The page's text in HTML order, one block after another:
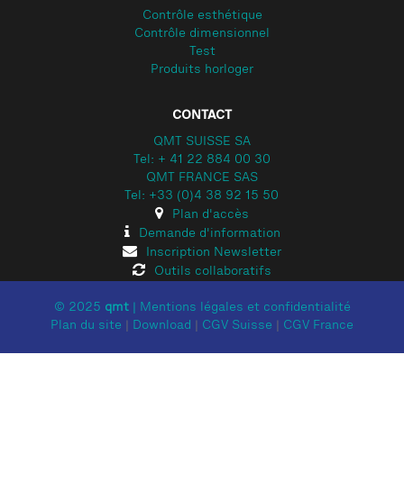
Contrôle esthétique
Contrôle dimensionnel
Test
Produits horloger
CONTACT
QMT SUISSE SA
Tel: + 41 22 884 00 30
QMT FRANCE SAS
Tel: +33 (0)4 38 92 15 50
Plan d'accès
Demande d'information
Inscription Newsletter
Outils collaboratifs
© 2025 qmt
Mentions légales et confidentialité
Plan du site
Download CGV Suisse CGV France